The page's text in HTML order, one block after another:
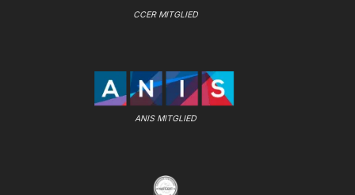
CCER MITGLIED
ANIS MITGLIED